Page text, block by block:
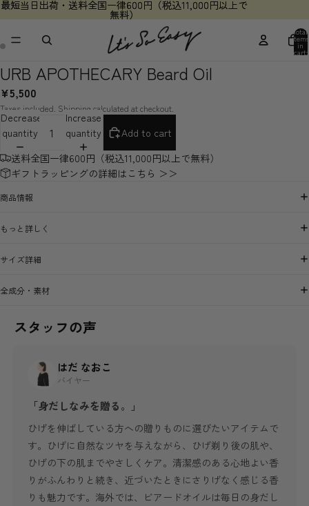
最短当日出荷・送料全国一律600円（税込11,000円以上で
無料）
最短当日出荷・送料全国一律600円（税込11,000円以上で
無料）
Total
items
in
cart:
0
URB APOTHECARY Beard Oil
¥5,500
Taxes included. Shipping calculated at checkout.
Decrease
quantity
Increase
quantity
Add to cart
送料全国一律600円（税込11,000円以上で無料）
ギフトラッピングの詳細はこちら ＞＞
商品情報
もっと詳しく
サイズ詳細
全成分・素材
スタッフの声
はだ なおこ
バイヤー
「身だしなみを贈る。」
ひげを伸ばしている方への贈りものに選びたいアイテムで
す。ひげに自然なツヤを与えながら、ひげ剃り後の肌や、
ひげの下の肌までやさしくケア。清潔感のある心地よい香
りがふんわりと続き、近づいたときにさりげなく感じる香
りも魅力です。海外では、ビアードオイルは毎日の身だし